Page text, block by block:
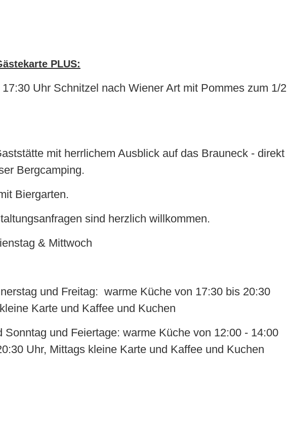
PLUS:
Uhr Schnitzel nach Wiener Art mit Pommes zum 1/2
mit herrlichem Ausblick auf das Brauneck - direkt
Bergcamping.
Biergarten.
sind herzlich willkommen.
& Mittwoch
und Freitag: warme Küche von 17:30 bis 20:30
Karte und Kaffee und Kuchen
Sonntag und Feiertage: warme Küche von 12:00 - 14:00
Uhr, Mittags kleine Karte und Kaffee und Kuchen